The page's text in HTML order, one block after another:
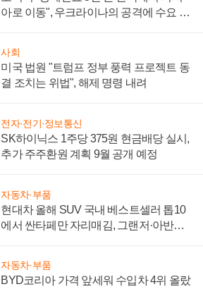
아로 이동", 우크라이나의 공격에 수요 늘
사회
미국 법원 "트럼프 정부 풍력 프로젝트 동
결 조치는 위법", 해제 명령 내려
전자·전기·정보통신
SK하이닉스 1주당 375원 현금배당 실시,
추가 주주환원 계획 9월 공개 예정
자동차·부품
현대차 올해 SUV 국내 베스트셀러 톱10
에서 싼타페만 자리매김, 그랜저·아반떼
자동차·부품
BYD코리아 가격 앞세워 수입차 4위 올랐